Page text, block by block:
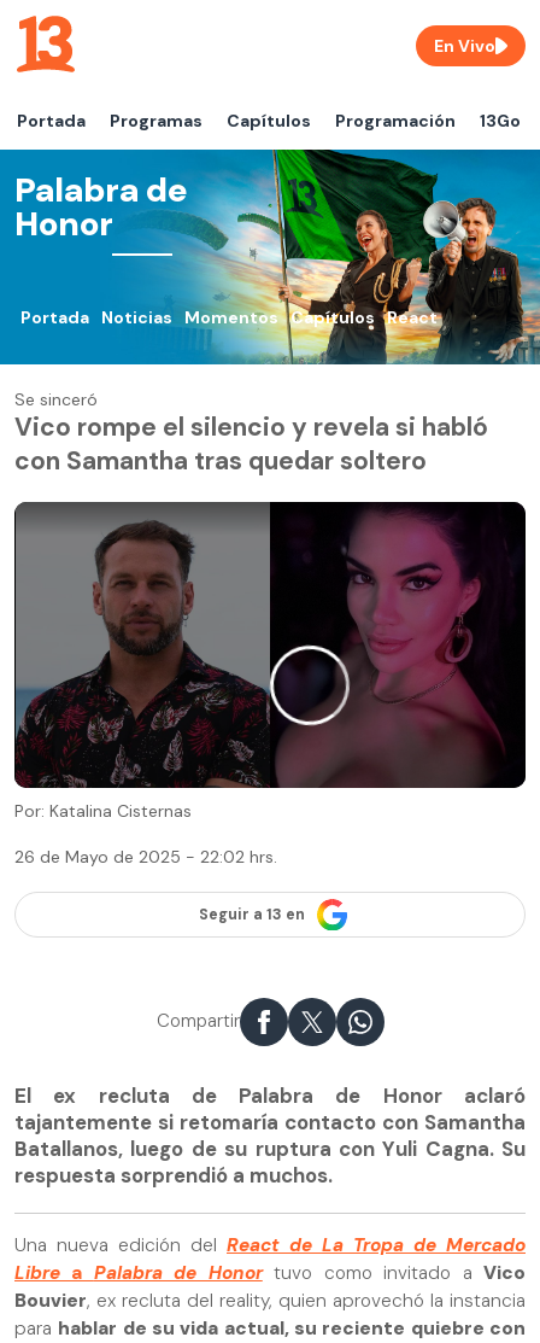
Portada Programas Capítulos Programación 13Go
En Vivo
Palabra de
Honor
Portada Noticias Momentos Capítulos React
Se sinceró
Vico rompe el silencio y revela si habló
con Samantha tras quedar soltero
Por: Katalina Cisternas
26 de Mayo de 2025 - 22:02 hrs.
Seguir a 13 en
Compartir
El ex recluta de Palabra de Honor aclaró
tajantemente si retomaría contacto con Samantha
Batallanos, luego de su ruptura con Yuli Cagna. Su
respuesta sorprendió a muchos.
Una nueva edición del React de La Tropa de Mercado
Libre a Palabra de Honortuvo como invitado aVico
Bouvier, ex recluta del reality, quien aprovechó la instancia
para hablar de su vida actual, su reciente quiebre con